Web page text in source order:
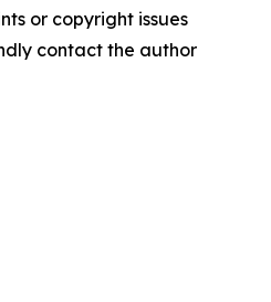
or copyright issues
contact the author